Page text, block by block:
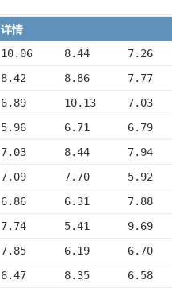
详情
10.06     8.44      7.26
8.42      8.86      7.77
6.89      10.13     7.03
5.96      6.71      6.79
7.03      8.44      7.94
7.09      7.70      5.92
6.86      6.31      7.88
7.74      5.41      9.69
7.85      6.19      6.70
6.47      8.35      6.58